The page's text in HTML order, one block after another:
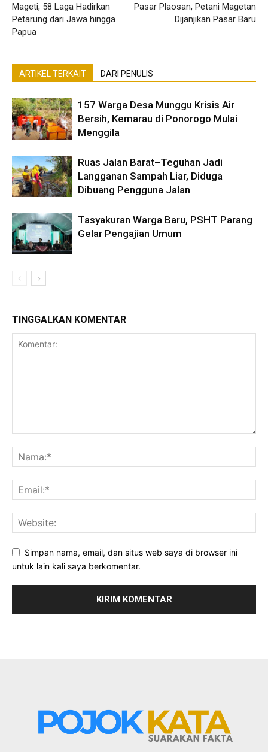
Mageti, 58 Laga Hadirkan
Petarung dari Jawa hingga
Papua
Pasar Plaosan, Petani Magetan
Dijanjikan Pasar Baru
ARTIKEL TERKAIT DARI PENULIS
157 Warga Desa Munggu Krisis Air
Bersih, Kemarau di Ponorogo Mulai
Menggila
Ruas Jalan Barat–Teguhan Jadi
Langganan Sampah Liar, Diduga
Dibuang Pengguna Jalan
Tasyakuran Warga Baru, PSHT Parang
Gelar Pengajian Umum
TINGGALKAN KOMENTAR
Simpan nama, email, dan situs web saya di browser ini
untuk lain kali saya berkomentar.